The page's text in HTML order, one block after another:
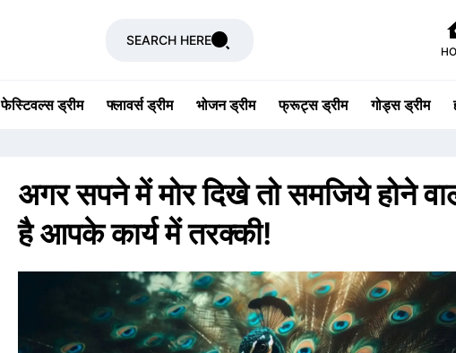
SEARCH HERE
फेस्टिवल्स ड्रीम फ्लावर्स ड्रीम भोजन ड्रीम फ्रूट्स ड्रीम गोड्स ड्रीम
अगर सपने में मोर दिखे तो समजिये होने
है आपके कार्य में तरक्की!